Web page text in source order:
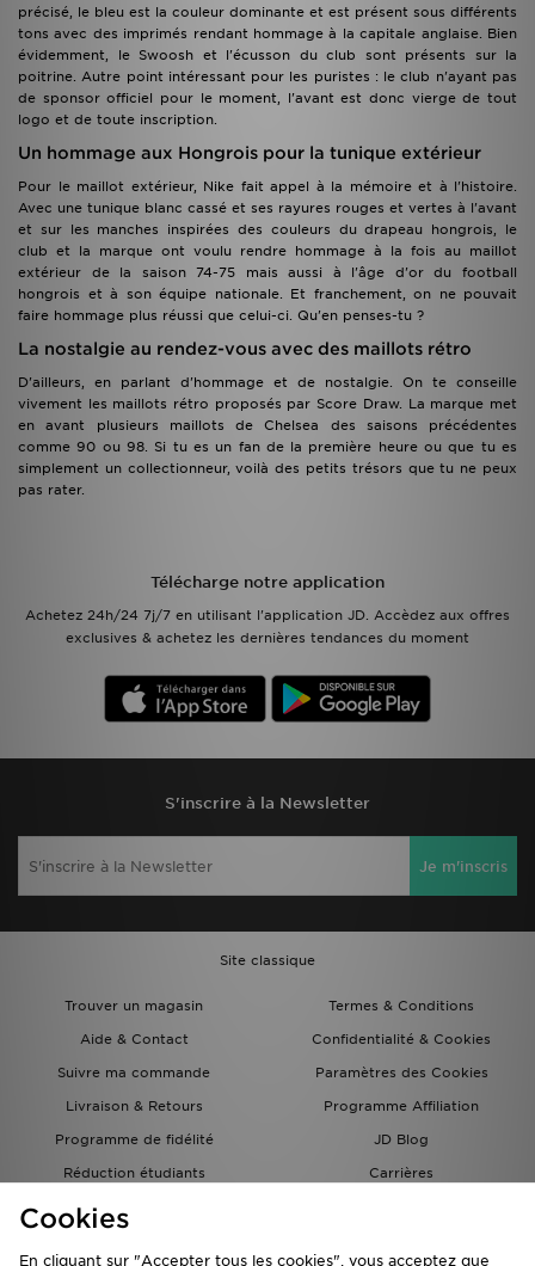
précisé, le bleu est la couleur dominante et est présent sous différents
tons avec des imprimés rendant hommage à la capitale anglaise. Bien
évidemment, le Swoosh et l'écusson du club sont présents sur la
poitrine. Autre point intéressant pour les puristes : le club n'ayant pas
de sponsor officiel pour le moment, l'avant est donc vierge de tout
logo et de toute inscription.
Un hommage aux Hongrois pour la tunique extérieur
Pour le maillot extérieur, Nike fait appel à la mémoire et à l'histoire.
Avec une tunique blanc cassé et ses rayures rouges et vertes à l'avant
et sur les manches inspirées des couleurs du drapeau hongrois, le
club et la marque ont voulu rendre hommage à la fois au maillot
extérieur de la saison 74-75 mais aussi à l'âge d'or du football
hongrois et à son équipe nationale. Et franchement, on ne pouvait
faire hommage plus réussi que celui-ci. Qu'en penses-tu ?
La nostalgie au rendez-vous avec des maillots rétro
D'ailleurs, en parlant d'hommage et de nostalgie. On te conseille
vivement les maillots rétro proposés par Score Draw. La marque met
en avant plusieurs maillots de Chelsea des saisons précédentes
comme 90 ou 98. Si tu es un fan de la première heure ou que tu es
simplement un collectionneur, voilà des petits trésors que tu ne peux
pas rater.
Télécharge notre application
Achetez 24h/24 7j/7 en utilisant l'application JD. Accèdez aux offres
exclusives & achetez les dernières tendances du moment
S'inscrire à la Newsletter
Je m'inscris
Site classique
Trouver un magasin
Termes & Conditions
Aide & Contact
Confidentialité & Cookies
Suivre ma commande
Paramètres des Cookies
Livraison & Retours
Programme Affiliation
Programme de fidélité
JD Blog
Réduction étudiants
Carrières
Carte Cadeau
Cookies
En cliquant sur "Accepter tous les cookies", vous acceptez que